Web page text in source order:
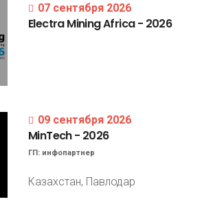
07 сентября 2026
ElectraMiningAfrica- 2026
09 сентября 2026
MinTech- 2026
ГП: инфопартнер
Казахстан, Павлодар